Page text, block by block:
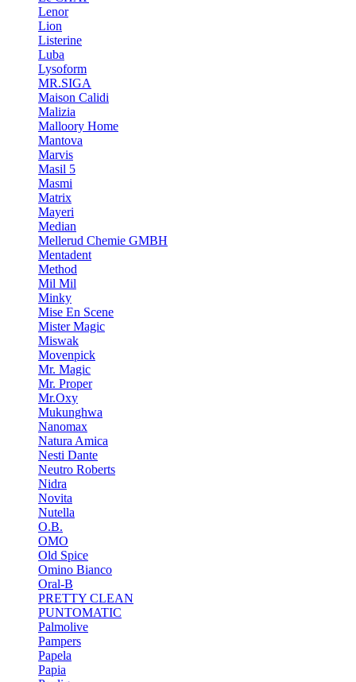
Lenor
Lion
Listerine
Luba
Lysoform
MR.SIGA
Maison Calidi
Malizia
Malloory Home
Mantova
Marvis
Masil 5
Masmi
Matrix
Mayeri
Median
Mellerud Chemie GMBH
Mentadent
Method
Mil Mil
Minky
Mise En Scene
Mister Magic
Miswak
Movenpick
Mr. Magic
Mr. Proper
Mr.Oxy
Mukunghwa
Nanomax
Natura Amica
Nesti Dante
Neutro Roberts
Nidra
Novita
Nutella
O.B.
OMO
Old Spice
Omino Bianco
Oral-B
PRETTY CLEAN
PUNTOMATIC
Palmolive
Pampers
Papela
Papia